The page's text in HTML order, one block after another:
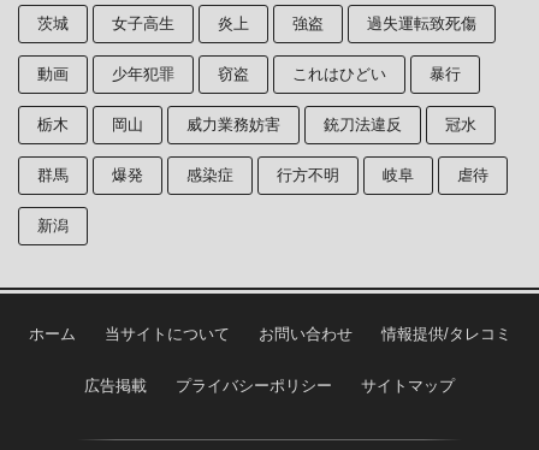
茨城 女子高生 炎上 強盗 過失運転致死傷
動画 少年犯罪 窃盗 これはひどい 暴行
栃木 岡山 威力業務妨害 銃刀法違反 冠水
群馬 爆発 感染症 行方不明 岐阜 虐待
新潟
ホーム 当サイトについて お問い合わせ 情報提供/タレコミ
広告掲載 プライバシーポリシー サイトマップ